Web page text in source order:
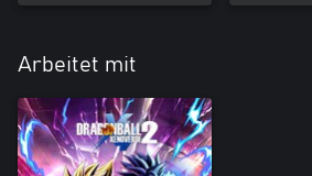
Arbeitet mit